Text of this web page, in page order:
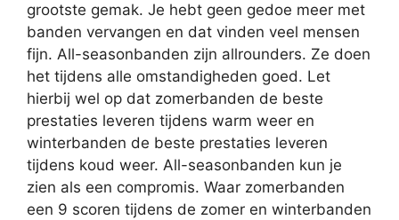
grootste gemak. Je hebt geen gedoe meer met
banden vervangen en dat vinden veel mensen
fijn. All-seasonbanden zijn allrounders. Ze doen
het tijdens alle omstandigheden goed. Let
hierbij wel op dat zomerbanden de beste
prestaties leveren tijdens warm weer en
winterbanden de beste prestaties leveren
tijdens koud weer. All-seasonbanden kun je
zien als een compromis. Waar zomerbanden
een 9 scoren tijdens de zomer en winterbanden